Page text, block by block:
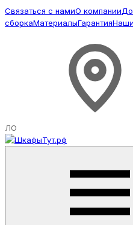
Связаться с намиО компании
сборкаМатериалыГарантия
ЛО